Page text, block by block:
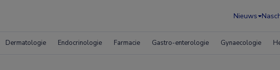
Nieuws
Dermatologie Endocrinologie Farmacie Gastro-enterologie Gynaecologie